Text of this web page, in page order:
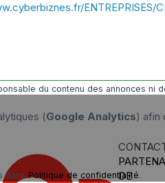
ENTREPRISES/
du contenu des annonces ni
(Google Analytics) afin
dansPolitique de confidentialité.
DE